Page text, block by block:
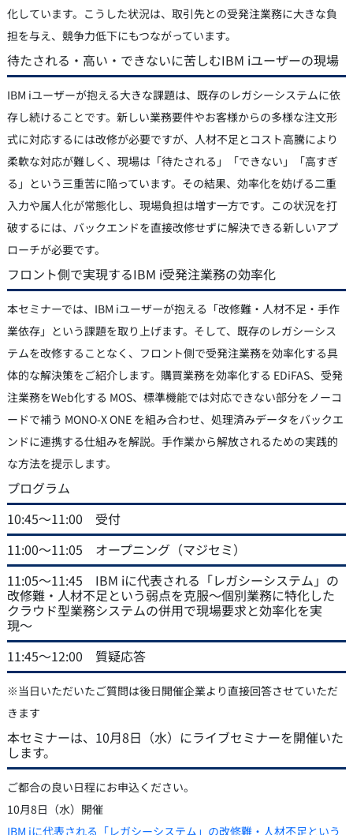
化しています。こうした状況は、取引先との受発注業務に大きな負
担を与え、競争力低下にもつながっています。
待たされる・高い・できないに苦しむIBM iユーザーの現場
IBM iユーザーが抱える大きな課題は、既存のレガシーシステムに依
存し続けることです。新しい業務要件やお客様からの多様な注文形
式に対応するには改修が必要ですが、人材不足とコスト高騰により
柔軟な対応が難しく、現場は「待たされる」「できない」「高すぎ
る」という三重苦に陥っています。その結果、効率化を妨げる二重
入力や属人化が常態化し、現場負担は増す一方です。この状況を打
破するには、バックエンドを直接改修せずに解決できる新しいアプ
ローチが必要です。
フロント側で実現するIBM i受発注業務の効率化
本セミナーでは、IBM iユーザーが抱える「改修難・人材不足・手作
業依存」という課題を取り上げます。そして、既存のレガシーシス
テムを改修することなく、フロント側で受発注業務を効率化する具
体的な解決策をご紹介します。購買業務を効率化する EDiFAS、受発
注業務をWeb化する MOS、標準機能では対応できない部分をノーコ
ードで補う MONO-X ONE を組み合わせ、処理済みデータをバックエ
ンドに連携する仕組みを解説。手作業から解放されるための実践的
な方法を提示します。
プログラム
10:45～11:00 受付
11:00～11:05 オープニング（マジセミ）
11:05～11:45 IBM iに代表される「レガシーシステム」の
改修難・人材不足という弱点を克服〜個別業務に特化した
クラウド型業務システムの併用で現場要求と効率化を実
現〜
11:45～12:00 質疑応答
※当日いただいたご質問は後日開催企業より直接回答させていただ
きます
本セミナーは、10月8日（水）にライブセミナーを開催いた
します。
ご都合の良い日程にお申込ください。
10月8日（水）開催
IBM iに代表される「レガシーシステム」の改修難・人材不足という